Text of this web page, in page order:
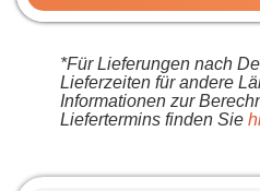
*Für Lieferungen nach
Lieferzeiten für andere
Informationen zur
Liefertermins finden Sie